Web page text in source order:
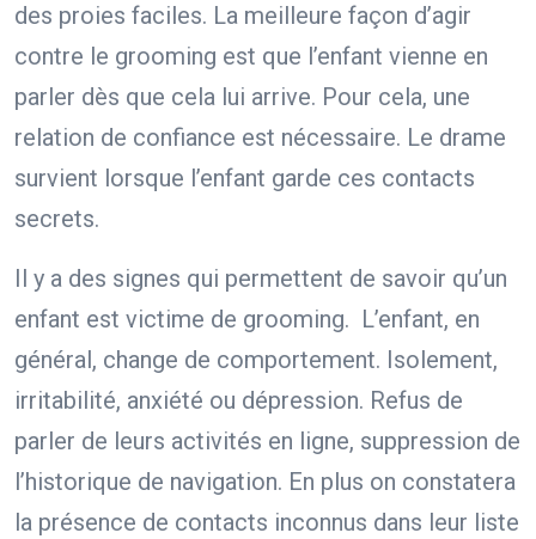
des proies faciles. La meilleure façon d’agir
contre le grooming est que l’enfant vienne en
parler dès que cela lui arrive. Pour cela, une
relation de confiance est nécessaire. Le drame
survient lorsque l’enfant garde ces contacts
secrets.
Il y a des signes qui permettent de savoir qu’un
enfant est victime de grooming. L’enfant, en
général, change de comportement. Isolement,
irritabilité, anxiété ou dépression. Refus de
parler de leurs activités en ligne, suppression de
l’historique de navigation. En plus on constatera
la présence de contacts inconnus dans leur liste